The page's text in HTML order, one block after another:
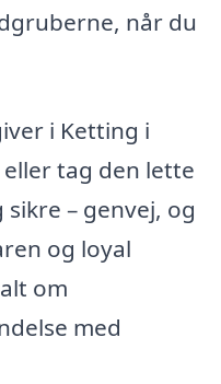
når du
i Ketting i
tag den lette
– genvej, og
og loyal
om
med